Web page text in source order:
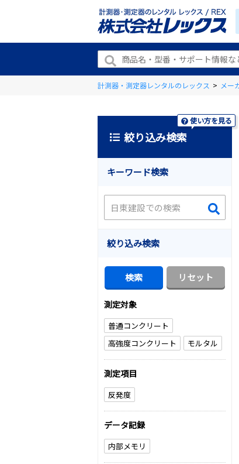
計測器・測定器レンタルのレックス > メー
絞り込み検索
使い方を見る
キーワード検索
絞り込み検索
測定対象
普通コンクリート
高強度コンクリート
モルタル
測定項目
反発度
データ記録
内部メモリ